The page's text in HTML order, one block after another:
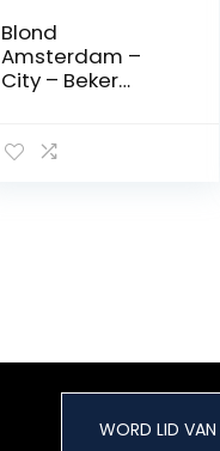
Blond
Amsterdam –
City – Beker
WORD LID